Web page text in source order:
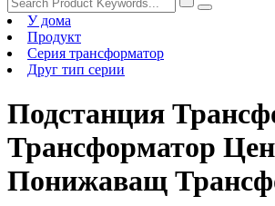
У дома
Продукт
Серия трансформатор
Друг тип серии
Подстанция
Трансформатор
Понижаващ